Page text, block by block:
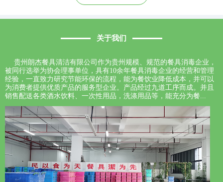
关于我们
贵州朗杰餐具清洁有限公司作为贵州规模、规范的餐具消毒企业，
被同行选举为协会理事单位，具有10余年餐具消毒企业的经营和管理
经验，一直致力研究节能环保的流程，能为餐饮业降低成本，并可以
为消费者提供优质产品的服务型企业。产品经过九道工序而成。并且
销售配送各类酒水饮料、一次性用品，洗涤用品等，能充分为餐...